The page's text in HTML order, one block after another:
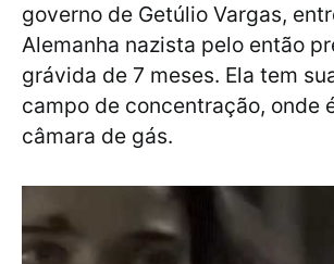
governo de Getúlio Vargas,
Alemanha nazista pelo então
grávida de 7 meses. Ela tem
campo de concentração, onde
câmara de gás.